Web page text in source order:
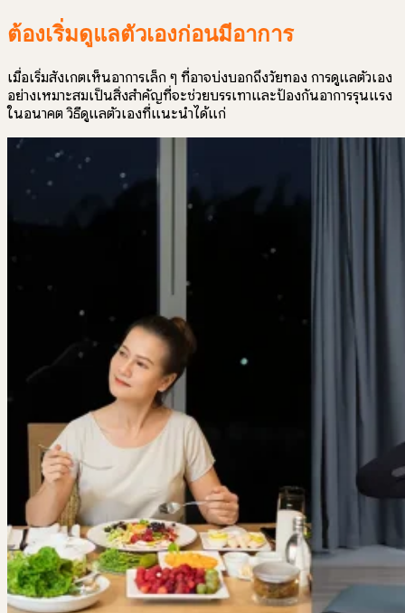
ต้องเริ่มดูแลตัวเองก่อนมีอาการ
เมื่อเริ่มสังเกตเห็นอาการเล็ก ๆ ที่อาจบ่งบอกถึงวัยทอง การดูแลตัวเอง
อย่างเหมาะสมเป็นสิ่งสำคัญที่จะช่วยบรรเทาและป้องกันอาการรุนแรง
ในอนาคต วิธีดูแลตัวเองที่แนะนำได้แก่